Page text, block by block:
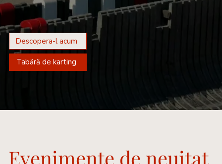
Descopera-l acum
Tabără de karting
Evenimente de neuitat